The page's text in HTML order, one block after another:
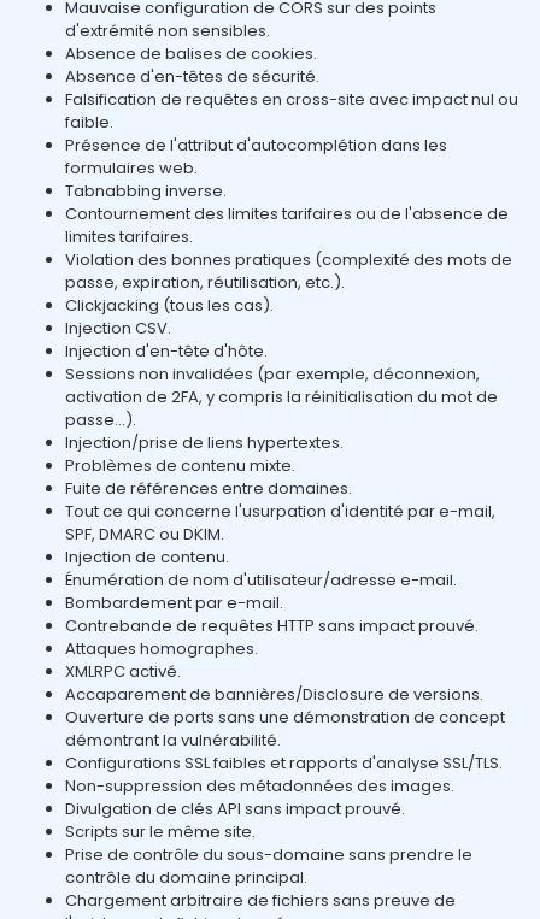
Mauvaise configuration de CORS sur des points
d'extrémité non sensibles.
Absence de balises de cookies.
Absence d'en-têtes de sécurité.
Falsification de requêtes en cross-site avec impact nul ou
faible.
Présence de l'attribut d'autocomplétion dans les
formulaires web.
Tabnabbing inverse.
Contournement des limites tarifaires ou de l'absence de
limites tarifaires.
Violation des bonnes pratiques (complexité des mots de
passe, expiration, réutilisation, etc.).
Clickjacking (tous les cas).
Injection CSV.
Injection d'en-tête d'hôte.
Sessions non invalidées (par exemple, déconnexion,
activation de 2FA, y compris la réinitialisation du mot de
passe...).
Injection/prise de liens hypertextes.
Problèmes de contenu mixte.
Fuite de références entre domaines.
Tout ce qui concerne l'usurpation d'identité par e-mail,
SPF, DMARC ou DKIM.
Injection de contenu.
Énumération de nom d'utilisateur/adresse e-mail.
Bombardement par e-mail.
Contrebande de requêtes HTTP sans impact prouvé.
Attaques homographes.
XMLRPC activé.
Accaparement de bannières/Disclosure de versions.
Ouverture de ports sans une démonstration de concept
démontrant la vulnérabilité.
Configurations SSL faibles et rapports d'analyse SSL/TLS.
Non-suppression des métadonnées des images.
Divulgation de clés API sans impact prouvé.
Scripts sur le même site.
Prise de contrôle du sous-domaine sans prendre le
contrôle du domaine principal.
Chargement arbitraire de fichiers sans preuve de